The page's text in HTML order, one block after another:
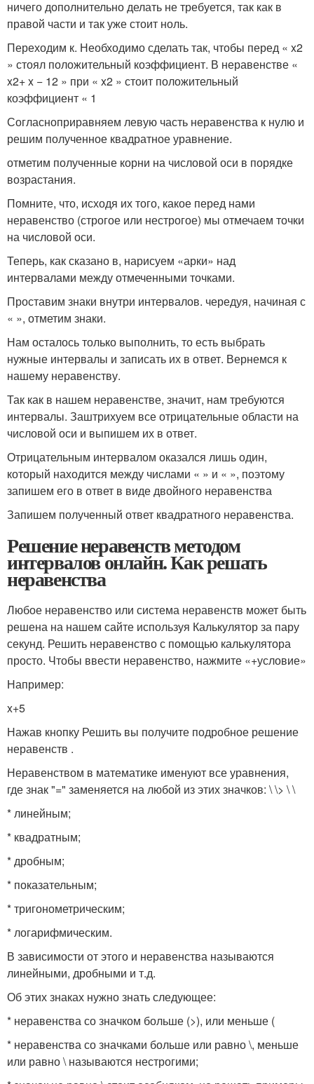
ничего дополнительно делать не требуется, так как в
правой части и так уже стоит ноль.
Переходим к. Необходимо сделать так, чтобы перед « x2
» стоял положительный коэффициент. В неравенстве «
x2+ x − 12 » при « x2 » стоит положительный
коэффициент « 1
Согласноприравняем левую часть неравенства к нулю и
решим полученное квадратное уравнение.
отметим полученные корни на числовой оси в порядке
возрастания.
Помните, что, исходя их того, какое перед нами
неравенство (строгое или нестрогое) мы отмечаем точки
на числовой оси.
Теперь, как сказано в, нарисуем «арки» над
интервалами между отмеченными точками.
Проставим знаки внутри интервалов. чередуя, начиная с
« », отметим знаки.
Нам осталось только выполнить, то есть выбрать
нужные интервалы и записать их в ответ. Вернемся к
нашему неравенству.
Так как в нашем неравенстве, значит, нам требуются
интервалы. Заштрихуем все отрицательные области на
числовой оси и выпишем их в ответ.
Отрицательным интервалом оказался лишь один,
который находится между числами « » и « », поэтому
запишем его в ответ в виде двойного неравенства
Запишем полученный ответ квадратного неравенства.
Решение неравенств методом
интервалов онлайн. Как решать
неравенства
Любое неравенство или система неравенств может быть
решена на нашем сайте используя Калькулятор за пару
секунд. Решить неравенство с помощью калькулятора
просто. Чтобы ввести неравенство, нажмите «+условие»
Например:
x+5
Нажав кнопку Решить вы получите подробное решение
неравенств .
Неравенством в математике именуют все уравнения,
где знак "=" заменяется на любой из этих значков: \ \> \ \
* линейным;
* квадратным;
* дробным;
* показательным;
* тригонометрическим;
* логарифмическим.
В зависимости от этого и неравенства называются
линейными, дробными и т.д.
Об этих знаках нужно знать следующее:
* неравенства со значком больше (>), или меньше (
* неравенства со значками больше или равно \, меньше
или равно \ называются нестрогими;